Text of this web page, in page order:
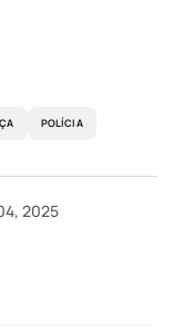
POLÍCIA
2025